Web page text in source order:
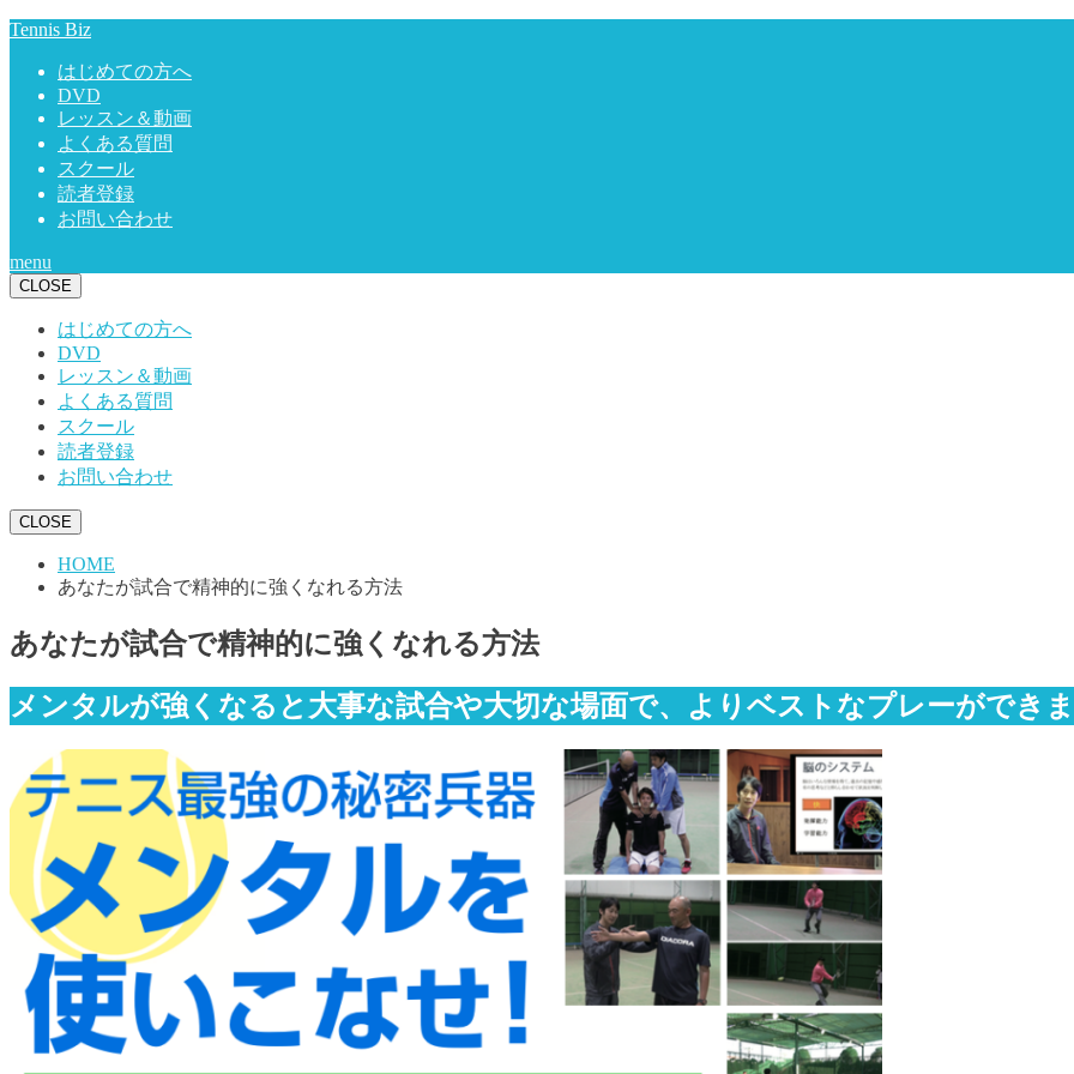
Tennis Biz
はじめての方へ
DVD
レッスン＆動画
よくある質問
スクール
読者登録
お問い合わせ
menu
CLOSE
はじめての方へ
DVD
レッスン＆動画
よくある質問
スクール
読者登録
お問い合わせ
CLOSE
HOME
あなたが試合で精神的に強くなれる方法
あなたが試合で精神的に強くなれる方法
メンタルが強くなると大事な試合や大切な場面で、よりベストなプレーができ